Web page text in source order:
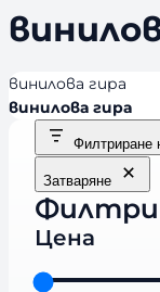
винилова гира
винилова гира
Филтриране
Затваряне
Филтри
Цена